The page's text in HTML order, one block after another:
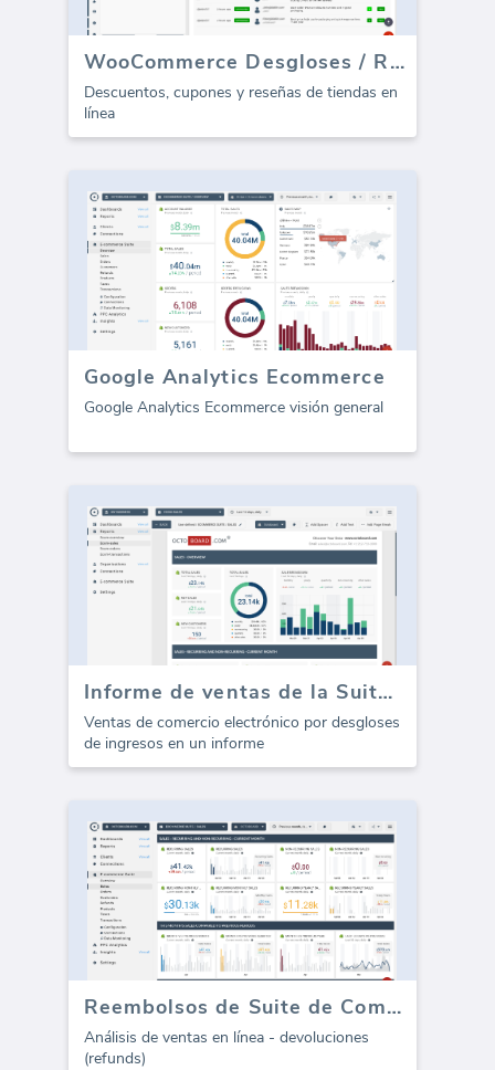
WooCommerce Desgloses / Reseñas (Informe)
Descuentos, cupones y reseñas de tiendas en
línea
Google Analytics Ecommerce
Google Analytics Ecommerce visión general
Informe de ventas de la Suite de comercio electrónico (Informe)
Ventas de comercio electrónico por desgloses
de ingresos en un informe
Reembolsos de Suite de Comercio Electrónico
Análisis de ventas en línea - devoluciones
(refunds)